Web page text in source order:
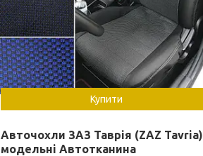
Купити
Авточохли ЗАЗ Таврія (ZAZ Tavria)
модельні Автотканина